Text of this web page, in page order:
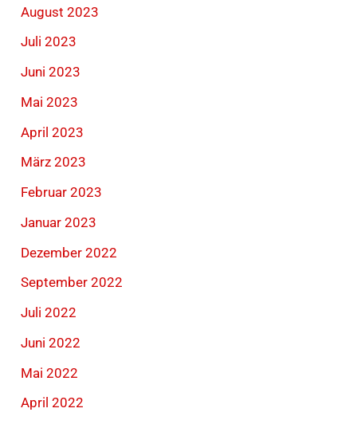
August 2023
Juli 2023
Juni 2023
Mai 2023
April 2023
März 2023
Februar 2023
Januar 2023
Dezember 2022
September 2022
Juli 2022
Juni 2022
Mai 2022
April 2022